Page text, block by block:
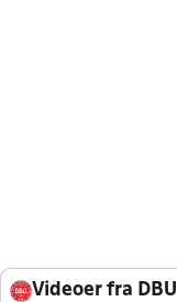
Videoer fra DBU